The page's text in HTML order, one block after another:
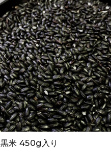
黒米 450g入り